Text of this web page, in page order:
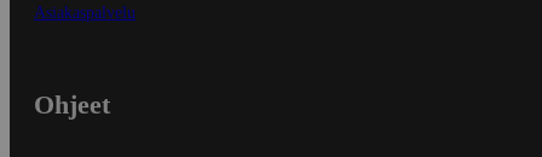
Asiakaspalvelu
Ohjeet